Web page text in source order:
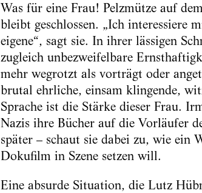
Was für eine Frau! Pelzmütze auf
bleibt geschlossen. „Ich interessiere
eigene“, sagt sie. In ihrer lässigen
zugleich unbezweifelbare
mehr wegrotzt als vorträgt oder
brutal ehrliche, einsam klingende,
Sprache ist die Stärke dieser Frau.
Nazis ihre Bücher auf die Vorläufer
später – schaut sie dabei zu, wie ein
Dokufilm in Szene setzen will.
Eine absurde Situation, die Lutz